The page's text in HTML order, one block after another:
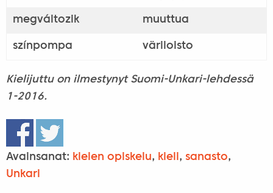
megváltozik muuttua
színpompa väriloisto
Kielijuttu on ilmestynyt Suomi-Unkari-lehdessä
1-2016.
Avainsanat: kielen opiskelu, kieli, sanasto,
Unkari